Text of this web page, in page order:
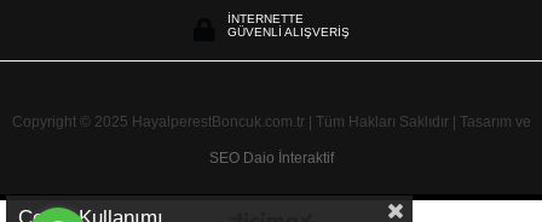
İNTERNETTE
GÜVENLİ ALIŞVERİŞ
Copyright © 2025 HayalperestBoncuk.com.tr | Tüm Hakları Saklıdır | Tasarım ve
SEO Daio İnteraktif